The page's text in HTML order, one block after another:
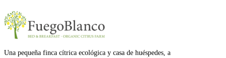
Una pequeña finca cítrica ecológica y casa de huéspedes, a